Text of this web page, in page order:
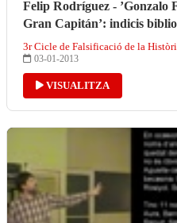
Felip Rodríguez - ’Gonzalo
Gran Capitán’: indicis
3r Cicle de Falsificació de la
03-01-2013
VISUALITZA